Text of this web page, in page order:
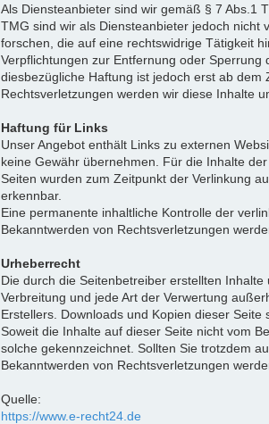
Als Diensteanbieter sind wir gemäß § 7 Abs.1
TMG sind wir als Diensteanbieter jedoch
forschen, die auf eine rechtswidrige Tätigkeit
Verpflichtungen zur Entfernung oder
diesbezügliche Haftung ist jedoch erst ab
Rechtsverletzungen werden wir diese Inhalte
Haftung für Links
Unser Angebot enthält Links zu externen
keine Gewähr übernehmen. Für die Inhalte
Seiten wurden zum Zeitpunkt der Verlinkung
erkennbar.
Eine permanente inhaltliche Kontrolle der
Bekanntwerden von Rechtsverletzungen
Urheberrecht
Die durch die Seitenbetreiber erstellten
Verbreitung und jede Art der Verwertung
Erstellers. Downloads und Kopien dieser
Soweit die Inhalte auf dieser Seite nicht vom
solche gekennzeichnet. Sollten Sie trotzdem
Bekanntwerden von Rechtsverletzungen
Quelle:
https://www.e-recht24.de